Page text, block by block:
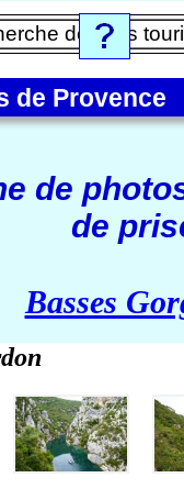
de Provence
de
de
Basses